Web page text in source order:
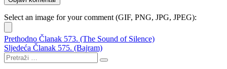
Select an image for your comment (GIF, PNG, JPG, JPEG):
Navigacija
članaka
Prethodno Prethodni
članak:
Članak 573. (The Sound of Silence)
Sljedeća Sljedeći
Članak 575. (Bajram)
Pretraži
Pretraži